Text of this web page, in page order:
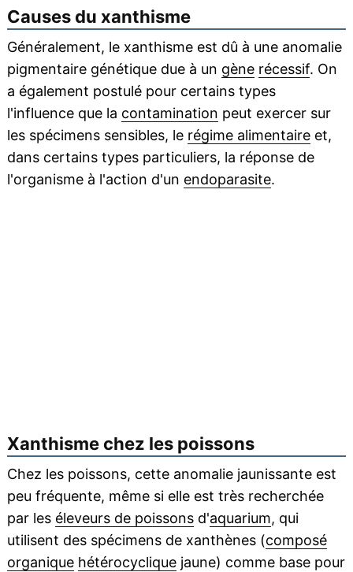
Causes du xanthisme
Généralement, le xanthisme est dû à une anomalie
pigmentaire génétique due à un gène récessif. On
a également postulé pour certains types
l'influence que la contamination peut exercer sur
les spécimens sensibles, le régime alimentaireet,
dans certains types particuliers, la réponse de
l'organisme à l'action d'un endoparasite.
Xanthisme chez les poissons
Chez les poissons, cette anomalie jaunissante est
peu fréquente, même si elle est très recherchée
par les éleveurs de poissonsd'aquarium, qui
utilisent des spécimens de xanthènes (composé
organique hétérocycliquejaune) comme base pour